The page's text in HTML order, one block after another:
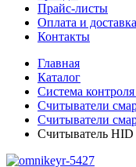
Прайс-листы
Оплата и доставка
Контакты
Главная
Каталог
Система контроля
Считыватели
Считыватели
Считыватель